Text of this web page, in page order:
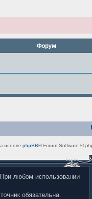
Форум
основе phpBB® Forum Software ©
любом использовании
обязательна.